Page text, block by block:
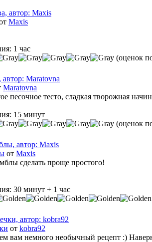
Maxis
1 час
(оценок
Maratovna
песочное тесто, сладкая творожная
15 минут
(оценок
от Maxis
сделать проще простого!
30 минут + 1 час
от kobra92
вам немного необычный рецепт :)